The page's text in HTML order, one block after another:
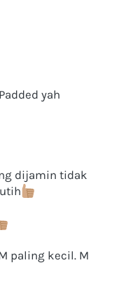
yah
dijamin tidak
paling kecil. M